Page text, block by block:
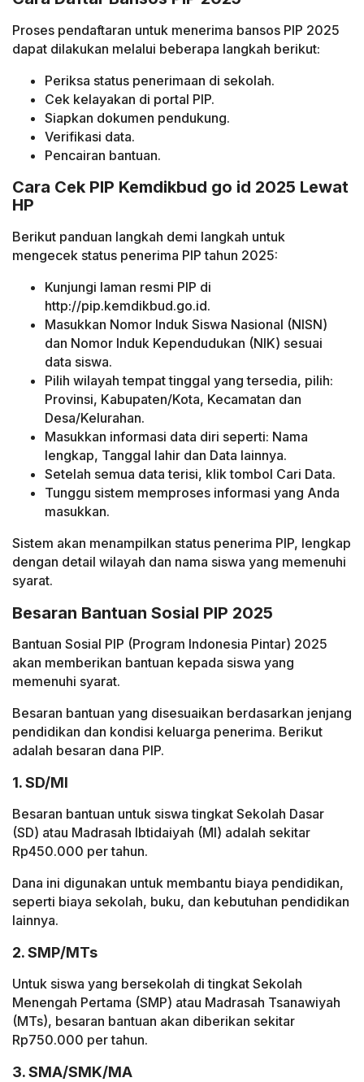
Proses pendaftaran untuk menerima bansos PIP 2025
dapat dilakukan melalui beberapa langkah berikut:
Periksa status penerimaan di sekolah.
Cek kelayakan di portal PIP.
Siapkan dokumen pendukung.
Verifikasi data.
Pencairan bantuan.
Cara Cek PIP Kemdikbud go id 2025 Lewat
HP
Berikut panduan langkah demi langkah untuk
mengecek status penerima PIP tahun 2025:
Kunjungi laman resmi PIP di
http://pip.kemdikbud.go.id.
Masukkan Nomor Induk Siswa Nasional (NISN)
dan Nomor Induk Kependudukan (NIK) sesuai
data siswa.
Pilih wilayah tempat tinggal yang tersedia, pilih:
Provinsi, Kabupaten/Kota, Kecamatan dan
Desa/Kelurahan.
Masukkan informasi data diri seperti: Nama
lengkap, Tanggal lahir dan Data lainnya.
Setelah semua data terisi, klik tombol Cari Data.
Tunggu sistem memproses informasi yang Anda
masukkan.
Sistem akan menampilkan status penerima PIP, lengkap
dengan detail wilayah dan nama siswa yang memenuhi
syarat.
Besaran Bantuan Sosial PIP 2025
Bantuan Sosial PIP (Program Indonesia Pintar) 2025
akan memberikan bantuan kepada siswa yang
memenuhi syarat.
Besaran bantuan yang disesuaikan berdasarkan jenjang
pendidikan dan kondisi keluarga penerima. Berikut
adalah besaran dana PIP.
1. SD/MI
Besaran bantuan untuk siswa tingkat Sekolah Dasar
(SD) atau Madrasah Ibtidaiyah (MI) adalah sekitar
Rp450.000 per tahun.
Dana ini digunakan untuk membantu biaya pendidikan,
seperti biaya sekolah, buku, dan kebutuhan pendidikan
lainnya.
2. SMP/MTs
Untuk siswa yang bersekolah di tingkat Sekolah
Menengah Pertama (SMP) atau Madrasah Tsanawiyah
(MTs), besaran bantuan akan diberikan sekitar
Rp750.000 per tahun.
3. SMA/SMK/MA